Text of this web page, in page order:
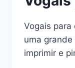
Vogais para
uma
imprimir e